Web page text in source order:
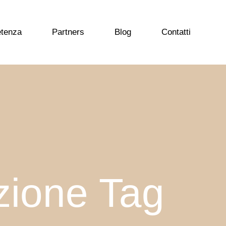
Partners Blog Contatti
Tag